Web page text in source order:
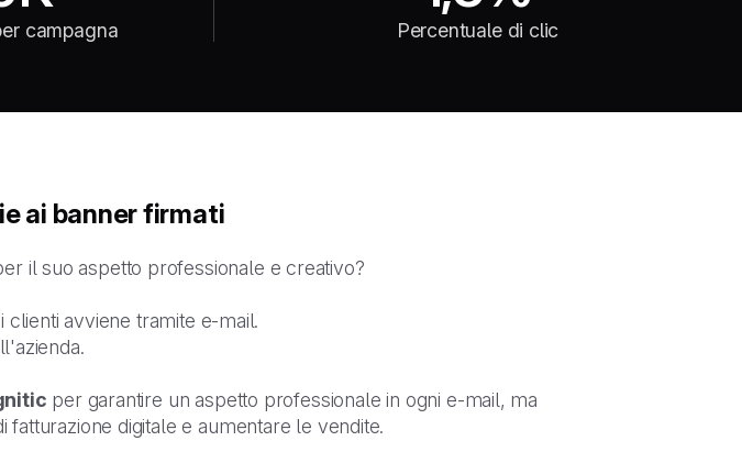
campagna Percentuale di clic
ai banner firmati
il suo aspetto professionale e creativo?
avviene tramite e-mail.
per garantire un aspetto professionale in ogni e-mail, ma
digitale e aumentare le vendite.